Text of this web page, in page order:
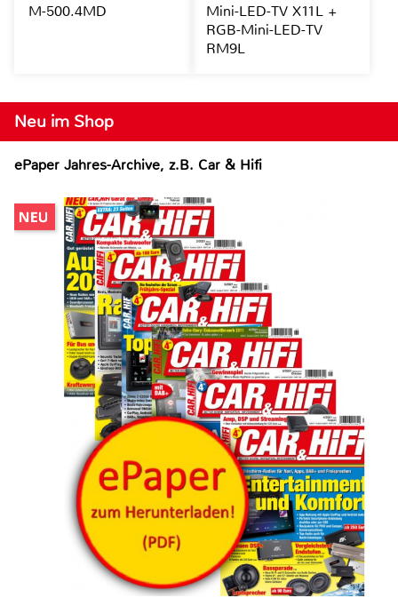
Neu im Shop
ePaper Jahres-Archive, z.B. Car & Hifi
M-500.4MD
Mini-LED-TV X11L +
RGB-Mini-LED-TV
RM9L